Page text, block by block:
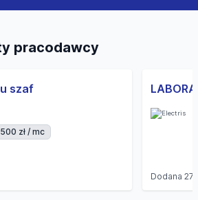
pracodawcy
szaf
zł / mc
Dodana27